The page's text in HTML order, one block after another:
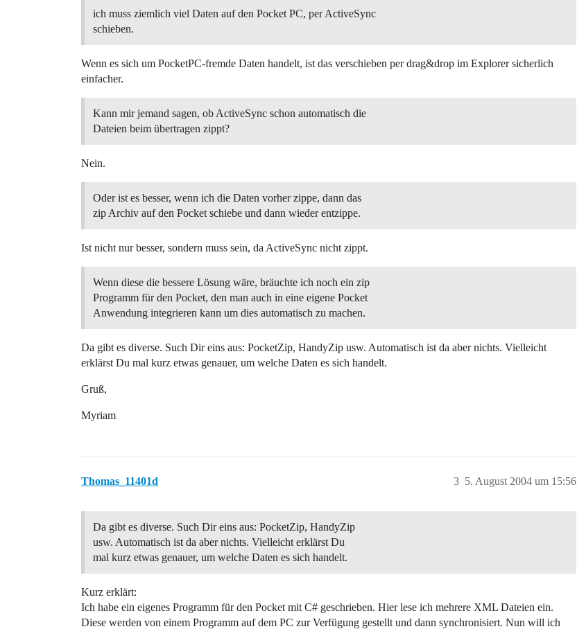
ich muss ziemlich viel Daten auf den Pocket PC, per ActiveSync
schieben.
Wenn es sich um PocketPC-fremde Daten handelt, ist das verschieben per drag&drop im Explorer sicherlich
einfacher.
Kann mir jemand sagen, ob ActiveSync schon automatisch die
Dateien beim übertragen zippt?
Nein.
Oder ist es besser, wenn ich die Daten vorher zippe, dann das
zip Archiv auf den Pocket schiebe und dann wieder entzippe.
Ist nicht nur besser, sondern muss sein, da ActiveSync nicht zippt.
Wenn diese die bessere Lösung wäre, bräuchte ich noch ein zip
Programm für den Pocket, den man auch in eine eigene Pocket
Anwendung integrieren kann um dies automatisch zu machen.
Da gibt es diverse. Such Dir eins aus: PocketZip, HandyZip usw. Automatisch ist da aber nichts. Vielleicht
erklärst Du mal kurz etwas genauer, um welche Daten es sich handelt.
Gruß,
Myriam
Thomas_11401d 5. August 2004 um 15:56
3
Da gibt es diverse. Such Dir eins aus: PocketZip, HandyZip
usw. Automatisch ist da aber nichts. Vielleicht erklärst Du
mal kurz etwas genauer, um welche Daten es sich handelt.
Kurz erklärt:
Ich habe ein eigenes Programm für den Pocket mit C# geschrieben. Hier lese ich mehrere XML Dateien ein.
Diese werden von einem Programm auf dem PC zur Verfügung gestellt und dann synchronisiert. Nun will ich